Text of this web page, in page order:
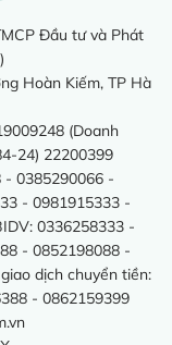
Đầu tư và Phát
Hoàn Kiếm, TP Hà
(Doanh
24) 22200399
- 0385290066 -
- 0981915333 -
0336258333 -
- 0852198088 -
dịch chuyển tiền:
- 0862159399